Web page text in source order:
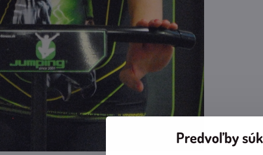
Predvoľby